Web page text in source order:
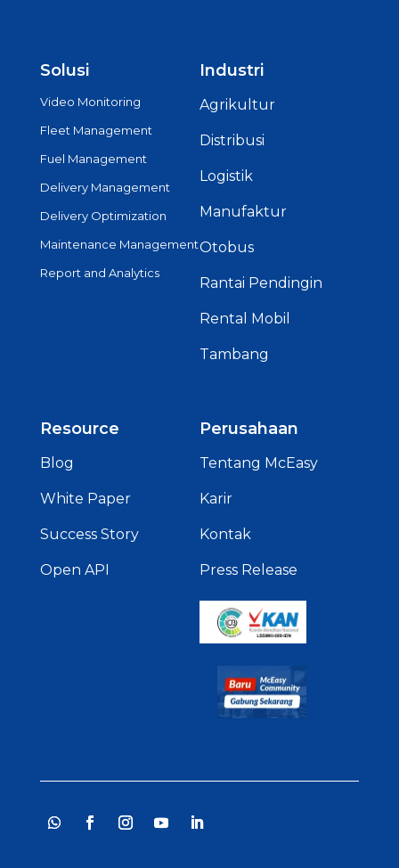
Solusi
Video Monitoring
Fleet Management
Fuel Management
Delivery Management
Delivery Optimization
Maintenance Management
Report and Analytics
Industri
Agrikultur
Distribusi
Logistik
Manufaktur
Otobus
Rantai Pendingin
Rental Mobil
Tambang
Resource
Blog
White Paper
Success Story
Open API
Perusahaan
Tentang McEasy
Karir
Kontak
Press Release